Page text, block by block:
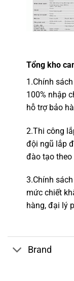
Tổng kho
1.Chính
100% nhập
hỗ trợ bảo
2.Thi công
đội ngũ lắp
đào tạo
3.Chính
mức chiết
hàng, đại lý
Brand